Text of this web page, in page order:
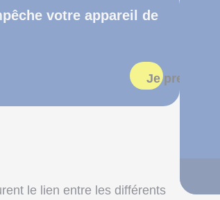
votre appareil de
Je prends
le lien entre les différents